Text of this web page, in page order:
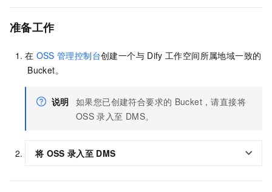
准备工作
在 OSS 管理控制台创建一个与 Dify 工作空间所属地域一致的
Bucket。
说明 如果您已创建符合要求的 Bucket，请直接将
OSS 录入至 DMS。
将 OSS 录入至 DMS